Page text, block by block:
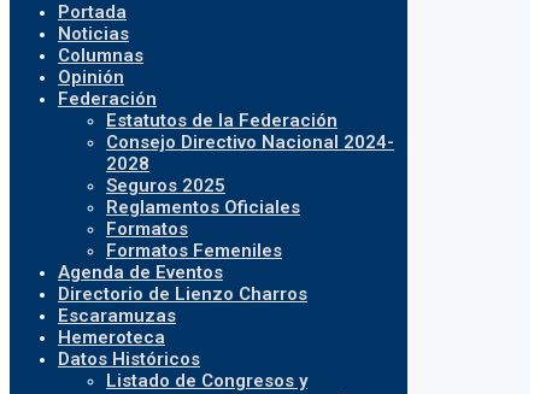
Portada
Noticias
Columnas
Opinión
Federación
Estatutos de la Federación
Consejo Directivo Nacional 2024-
2028
Seguros 2025
Reglamentos Oficiales
Formatos
Formatos Femeniles
Agenda de Eventos
Directorio de Lienzo Charros
Escaramuzas
Hemeroteca
Datos Históricos
Listado de Congresos y